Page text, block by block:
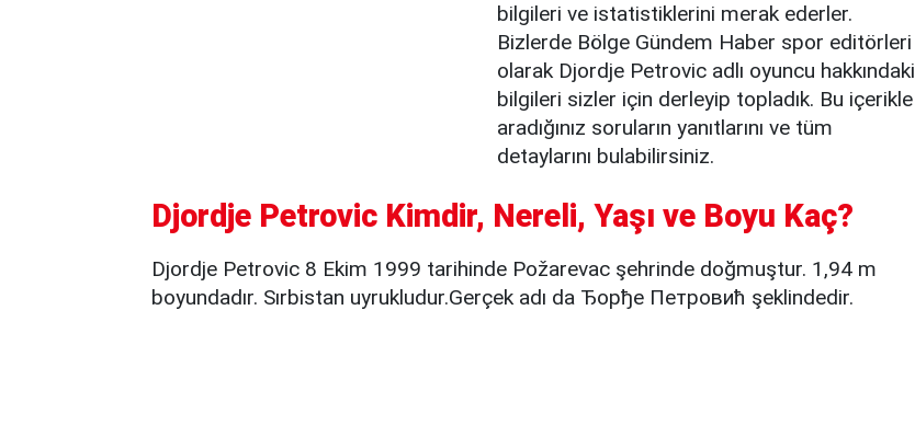
bilgileri ve istatistiklerini merak ederler.
Bizlerde Bölge Gündem Haber spor editörleri
olarak Djordje Petrovic adlı oyuncu hakkındaki
bilgileri sizler için derleyip topladık. Bu içerikle
aradığınız soruların yanıtlarını ve tüm
detaylarını bulabilirsiniz.
Djordje Petrovic Kimdir, Nereli, Yaşı ve Boyu Kaç?
Djordje Petrovic 8 Ekim 1999 tarihinde Požarevac şehrinde doğmuştur. 1,94 m
boyundadır. Sırbistan uyrukludur.Gerçek adı da Ђорђе Петровић şeklindedir.